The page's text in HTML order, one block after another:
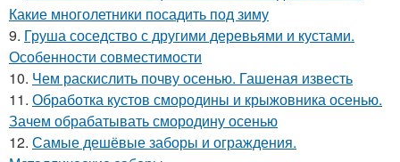
Какие многолетники посадить под зиму
9. Груша соседство с другими деревьями и кустами.
Особенности совместимости
10. Чем раскислить почву осенью. Гашеная известь
11. Обработка кустов смородины и крыжовника осенью.
Зачем обрабатывать смородину осенью
12. Самые дешёвые заборы и ограждения.